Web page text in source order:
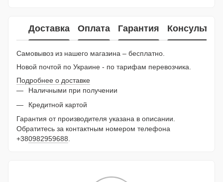
Доставка Оплата Гарантия
Самовывоз из нашего магазина – бесплатно.
Новой почтой по Украине - по тарифам перевозчика.
Подробнее о доставке
Наличными при получении
Кредитной картой
Гарантия от производителя указана в описании.
Обратитесь за контактным номером телефона
+380982959688